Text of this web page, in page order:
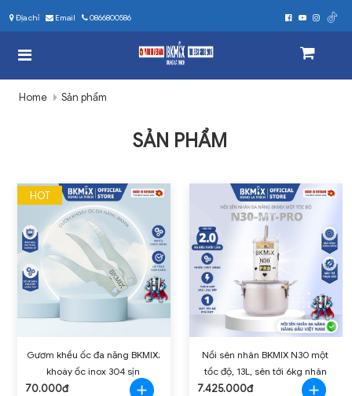
Địa chỉ Email 0866800586
Home Sản phẩm
SẢN PHẨM
HOT
Gươm khều ốc đa năng BKMIX;
khoáy ốc inox 304 sịn
70.000đ
Nồi sên nhân BKMIX N30 một
tốc độ, 13L, sên tới 6kg nhân
7.425.000đ